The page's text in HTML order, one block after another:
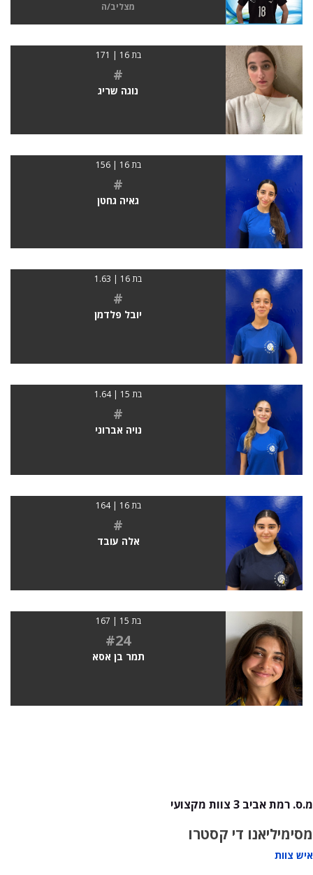
מצליב/ה
בת 16 | 171
#
נוגה שריג
בת 16 | 156
#
גאיה גחטן
בת 16 | 1.63
#
יובל פלדמן
בת 15 | 1.64
#
נויה אברוני
בת 16 | 164
#
אלה עובד
בת 15 | 167
#24
תמר בן אסא
מ.ס. רמת אביב 3 צוות מקצועי
מסימיליאנו די קסטרו
איש צוות